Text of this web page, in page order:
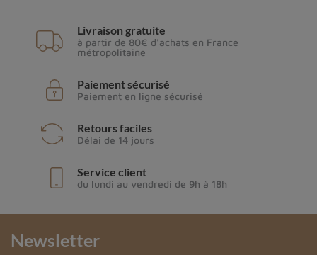
Livraison gratuite
à partir de 80€ d'achats en France
métropolitaine
Paiement sécurisé
Paiement en ligne sécurisé
Retours faciles
Délai de 14 jours
Service client
du lundi au vendredi de 9h à 18h
Newsletter